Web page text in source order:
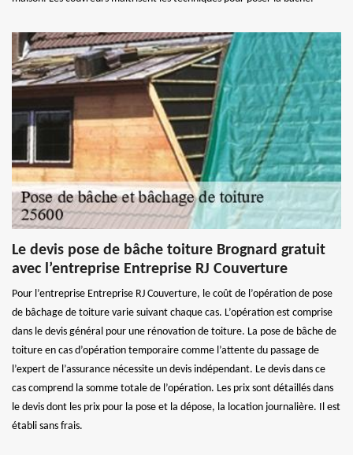
Le devis pose de bâche toiture Brognard gratuit
avec l’entreprise Entreprise RJ Couverture
Pour l’entreprise Entreprise RJ Couverture, le coût de l’opération de pose
de bâchage de toiture varie suivant chaque cas. L’opération est comprise
dans le devis général pour une rénovation de toiture. La pose de bâche de
toiture en cas d’opération temporaire comme l’attente du passage de
l’expert de l’assurance nécessite un devis indépendant. Le devis dans ce
cas comprend la somme totale de l’opération. Les prix sont détaillés dans
le devis dont les prix pour la pose et la dépose, la location journalière. Il est
établi sans frais.